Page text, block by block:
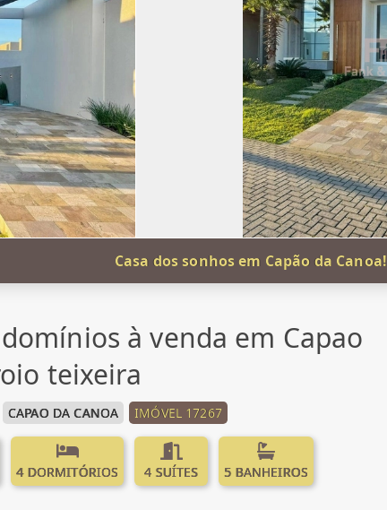
Casa dos sonhos em Capão da Canoa!
à venda em Capao
teixeira
CAPAO DA CANOA IMÓVEL 17267
4 DORMITÓRIOS 4 SUÍTES 5 BANHEIROS